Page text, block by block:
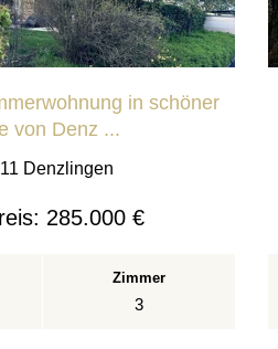
in schöner
von Denz ...
Denzlingen
285.000 €
Zimmer
3